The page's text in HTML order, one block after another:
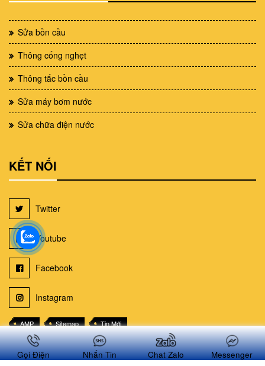
Sửa bồn cầu
Thông cống nghẹt
Thông tắc bồn cầu
Sửa máy bơm nước
Sửa chữa điện nước
KẾT NỐI
Twitter
Youtube
Facebook
Instagram
AMP Sitemap
Tin Mới
Sơ đồ trang web suachuanhatphcm.net
Gọi Điện Nhắn Tin Chat Zalo Messenger